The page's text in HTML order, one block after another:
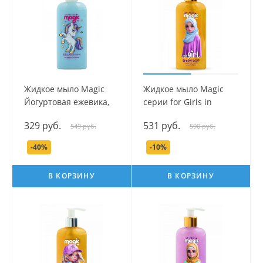
Жидкое мыло Magic
Йогуртовая ежевика,
329 руб. 549 руб.
-40%
В КОРЗИНУ
Жидкое мыло Magic
серии for Girls in
531 руб. 590 руб.
-10%
В КОРЗИНУ